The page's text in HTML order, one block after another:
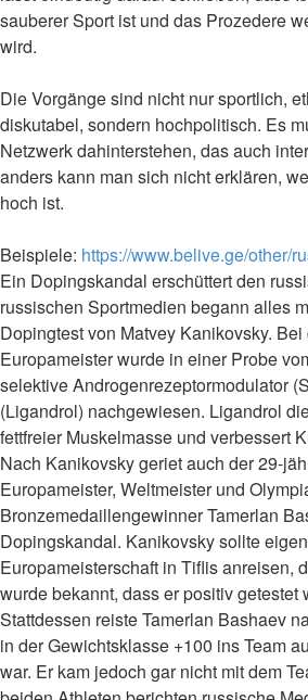
sauberer Sport ist und das Prozedere
wird.
Die Vorgänge sind nicht nur sportlich,
diskutabel, sondern hochpolitisch. Es
Netzwerk dahinterstehen, das auch
anders kann man sich nicht erklären,
hoch ist.
Beispiele: https://www.belive.ge/other/
Ein Dopingskandal erschüttert den
russischen Sportmedien begann alles
Dopingtest von Matvey Kanikovsky.
Europameister wurde in einer Probe
selektive Androgenrezeptormodulator
(Ligandrol) nachgewiesen. Ligandrol
fettfreier Muskelmasse und verbessert
Nach Kanikovsky geriet auch der 29-
Europameister, Weltmeister und
Bronzemedaillengewinner Tamerlan
Dopingskandal. Kanikovsky sollte
Europameisterschaft in Tiflis anreisen,
wurde bekannt, dass er positiv getestet
Stattdessen reiste Tamerlan Bashaev
in der Gewichtsklasse +100 ins Team
war. Er kam jedoch gar nicht mit dem